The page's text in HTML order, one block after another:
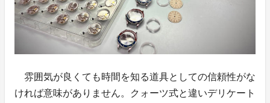
雰囲気が良くても時間を知る道具としての信頼性がな
ければ意味がありません。クォーツ式と違いデリケート